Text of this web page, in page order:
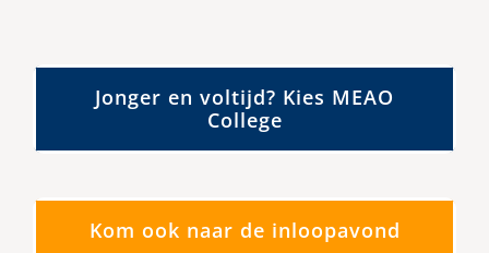
Jonger en voltijd? Kies MEAO
College
Kom ook naar de inloopavond